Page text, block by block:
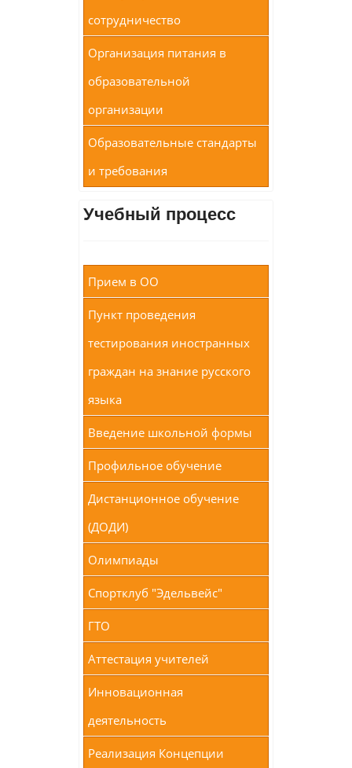
сотрудничество
Организация питания в
образовательной
организации
Образовательные стандарты
и требования
Учебный процесс
Прием в ОО
Пункт проведения
тестирования иностранных
граждан на знание русского
языка
Введение школьной формы
Профильное обучение
Дистанционное обучение
(ДОДИ)
Олимпиады
Спортклуб "Эдельвейс"
ГТО
Аттестация учителей
Инновационная
деятельность
Реализация Концепции